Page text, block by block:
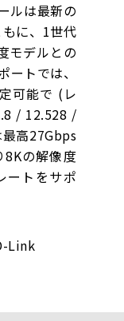
ルは最新の
に、1世代
モデルとの
ートでは、
可能で (レ
/ 12.528 /
高27Gbps
8Kの解像度
ートをサポ